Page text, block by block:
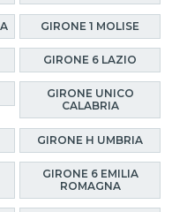
GIRONE 1 MOLISE
GIRONE 6 LAZIO
GIRONE UNICO
CALABRIA
GIRONE H UMBRIA
GIRONE 6 EMILIA
ROMAGNA